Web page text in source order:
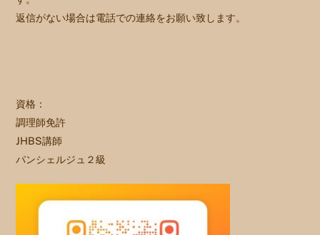
返信がない場合は電話での連絡をお願い致します。
資格：
調理師免許
JHBS講師
パンシェルジュ２級